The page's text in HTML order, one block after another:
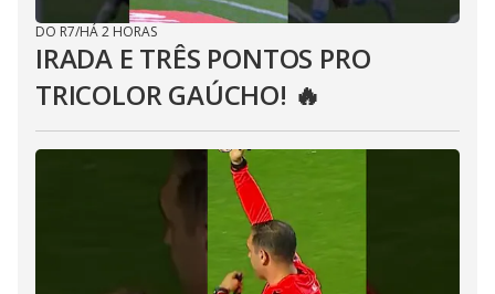
DO R7/HÁ 2 HORAS
IRADA E TRÊS PONTOS PRO
TRICOLOR GAÚCHO! 🔥